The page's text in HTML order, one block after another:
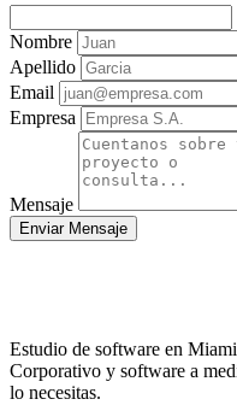
Nombre
Apellido
Email
Empresa
Mensaje
Enviar Mensaje
Estudio de software en
Corporativo y software a
lo necesitas.